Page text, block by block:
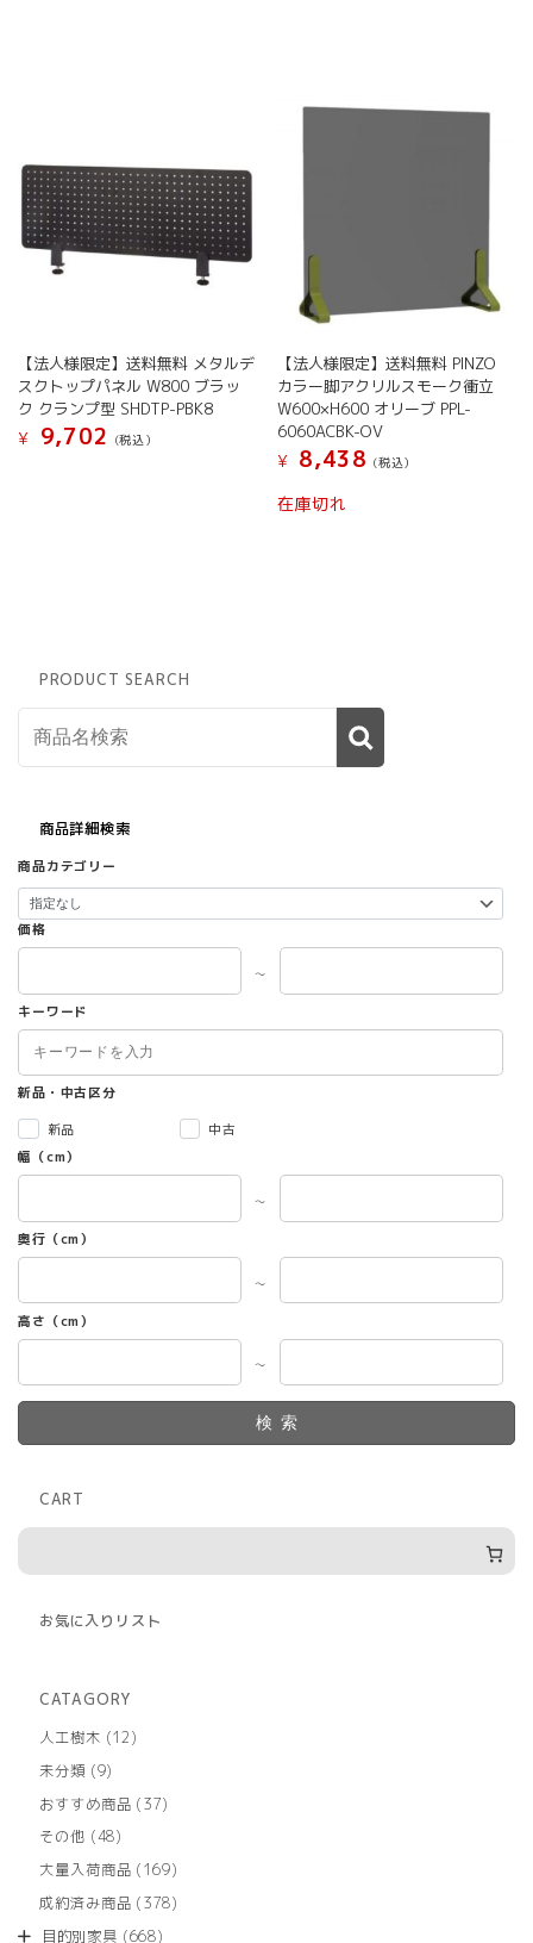
【法人様限定】送料無料 メタルデ
スクトップパネル W800 ブラッ
ク クランプ型 SHDTP-PBK8
¥
9,702 (税込）
【法人様限定】送料無料 PINZO
カラー脚アクリルスモーク衝立
W600×H600 オリーブ PPL-
6060ACBK-OV
¥
8,438 (税込）
在庫切れ
PRODUCT SEARCH
商品詳細検索
商品カテゴリー
価格
～
キーワード
新品・中古区分
新品
中古
幅（cm）
～
奥行（cm）
～
高さ（cm）
～
検索
CART
お気に入りリスト
CATAGORY
人工樹木
1212
商
未分類 99
の
商
おすすめ商品 3737
商
その他 4848
の
商
大量入荷商品 169169
の
成約済み商品 378378
目的別家具 668668